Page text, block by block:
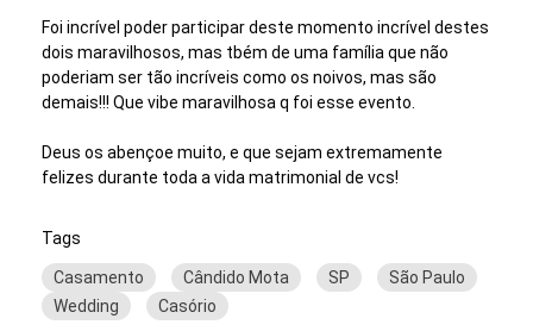
Foi incrível poder participar deste momento incrível destes
dois maravilhosos, mas tbém de uma família que não
poderiam ser tão incríveis como os noivos, mas são
demais!!! Que vibe maravilhosa q foi esse evento.
Deus os abençoe muito, e que sejam extremamente
felizes durante toda a vida matrimonial de vcs!
Tags
Casamento Cândido Mota SP
São Paulo
Wedding
Casório